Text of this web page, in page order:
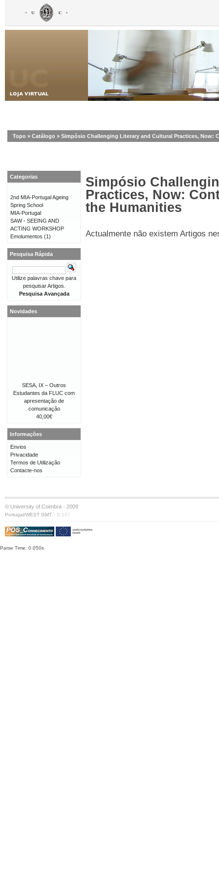
Topo » Catálogo » Simpósio Challenging Literary and Cultural Practices, Now:
Simpósio
Practices, Now:
the Humanities
Actualmente não existem Artigos
Categorias
2nd MIA-Portugal Ageing
Spring School
MIA-Portugal
SAW - SEEING AND
ACTING WORKSHOP
Emolumentos (1)
Pesquisa Rápida
Utilize palavras chave para
pesquisar Artigos.
Pesquisa Avançada
Novidades
SESA, IX – Outros
Estudantes da FLUC com
apresentação de
comunicação
40,00€
Informações
Envios
Privacidade
Termos de Utilização
Contacte-nos
© University of Coimbra · 2009
Portugal/WEST GMT · S:147
Parse Time: 0.050s